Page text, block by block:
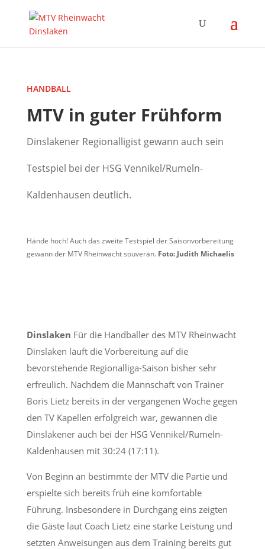
HANDBALL
MTV in guter Frühform
Dinslakener Regionalligist gewann auch sein
Testspiel bei der HSG Vennikel/Rumeln-
Kaldenhausen deutlich.
Hände hoch! Auch das zweite Testspiel der Saisonvorbereitung
gewann der MTV Rheinwacht souverän. Foto: Judith Michaelis
Dinslaken Für die Handballer des MTV Rheinwacht
Dinslaken läuft die Vorbereitung auf die
bevorstehende Regionalliga-Saison bisher sehr
erfreulich. Nachdem die Mannschaft von Trainer
Boris Lietz bereits in der vergangenen Woche gegen
den TV Kapellen erfolgreich war, gewannen die
Dinslakener auch bei der HSG Vennikel/Rumeln-
Kaldenhausen mit 30:24 (17:11).
Von Beginn an bestimmte der MTV die Partie und
erspielte sich bereits früh eine komfortable
Führung. Insbesondere in Durchgang eins zeigten
die Gäste laut Coach Lietz eine starke Leistung und
setzten Anweisungen aus dem Training bereits gut